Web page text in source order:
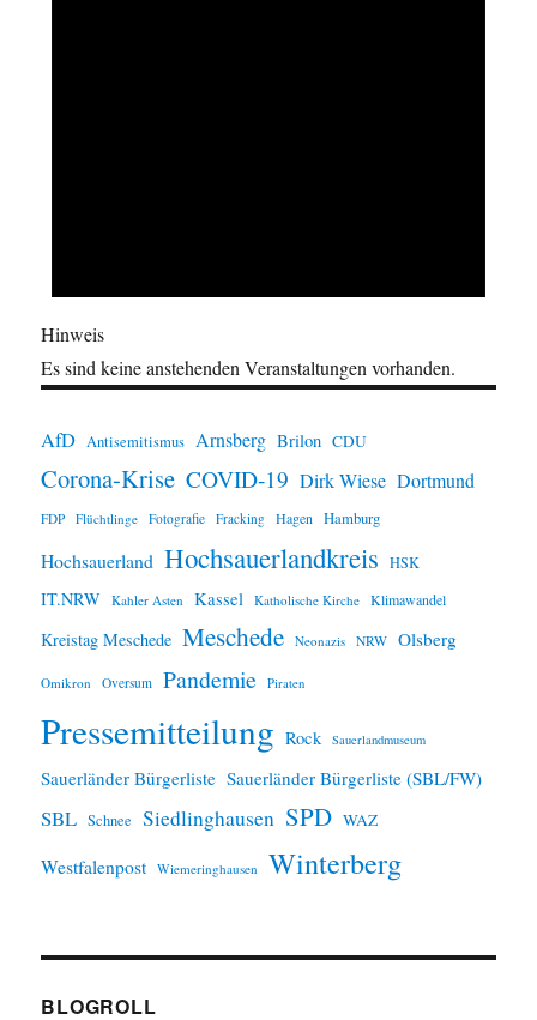
Hinweis
Es sind keine anstehenden Veranstaltungen vorhanden.
AfD Antisemitismus Arnsberg Brilon CDU
Corona-Krise COVID-19 Dirk Wiese Dortmund
FDP Flüchtlinge Fotografie Fracking Hagen Hamburg
Hochsauerland Hochsauerlandkreis HSK
IT.NRW Kahler Asten Kassel Katholische Kirche Klimawandel
Kreistag Meschede Meschede Neonazis NRW Olsberg
Omikron Oversum Pandemie Piraten
Pressemitteilung Rock Sauerlandmuseum
Sauerländer Bürgerliste Sauerländer Bürgerliste (SBL/FW)
SBL Schnee Siedlinghausen SPD WAZ
Westfalenpost Wiemeringhausen Winterberg
BLOGROLL